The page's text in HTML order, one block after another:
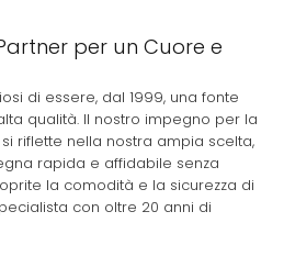
per un Cuore e
di essere, dal 1999, una fonte
qualità. Il nostro impegno per la
riflette nella nostra ampia scelta,
rapida e affidabile senza
la comodità e la sicurezza di
con oltre 20 anni di